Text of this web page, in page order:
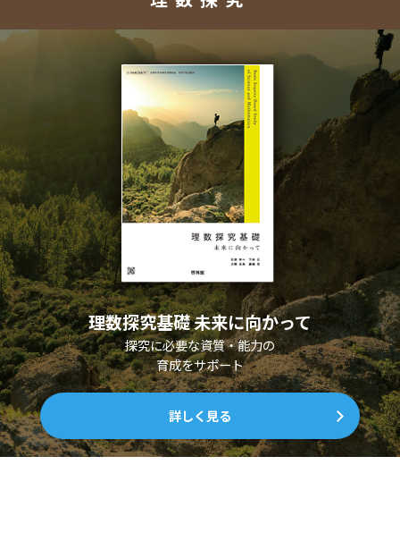
理数探究基礎 未来に向かって
探究に必要な資質・能力の
育成をサポート
詳しく見る